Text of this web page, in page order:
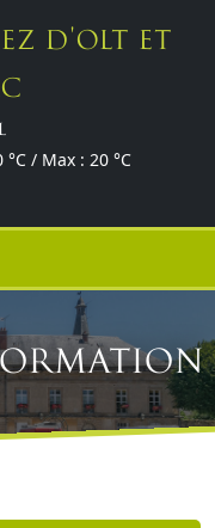
d'olt et
°C / Max : 20 °C